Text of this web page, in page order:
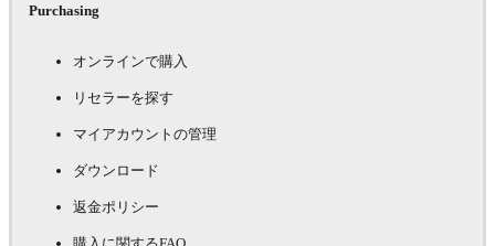
Purchasing
オンラインで購入
リセラーを探す
マイアカウントの管理
ダウンロード
返金ポリシー
購入に関するFAQ